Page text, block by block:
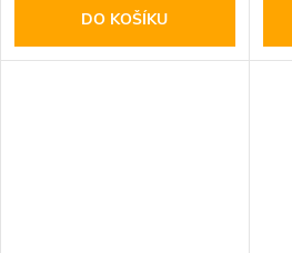
DO KOŠÍKU